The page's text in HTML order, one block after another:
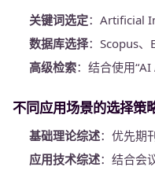
关键词选定：Artificial
数据库选择：Scopus
高级检索：结合使用“AI
不同应用场景的选择策
基础理论综述：优先期
应用技术综述：结合会